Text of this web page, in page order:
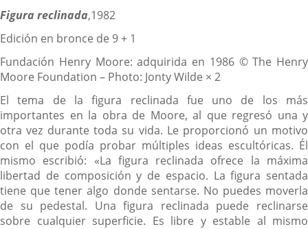
Figura reclinada,1982
Edición en bronce de 9 + 1
Fundación Henry Moore: adquirida en 1986 © The Henry
Moore Foundation – Photo: Jonty Wilde × 2
El tema de la figura reclinada fue uno de los más
importantes en la obra de Moore, al que regresó una y
otra vez durante toda su vida. Le proporcionó un motivo
con el que podía probar múltiples ideas escultóricas. Él
mismo escribió: «La figura reclinada ofrece la máxima
libertad de composición y de espacio. La figura sentada
tiene que tener algo donde sentarse. No puedes moverla
de su pedestal. Una figura reclinada puede reclinarse
sobre cualquier superficie. Es libre y estable al mismo